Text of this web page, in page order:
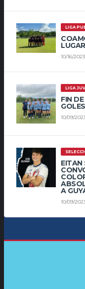
LIGA
10/16/2023
LIGA
FIN
10/09/
EITAN
A
10/09/